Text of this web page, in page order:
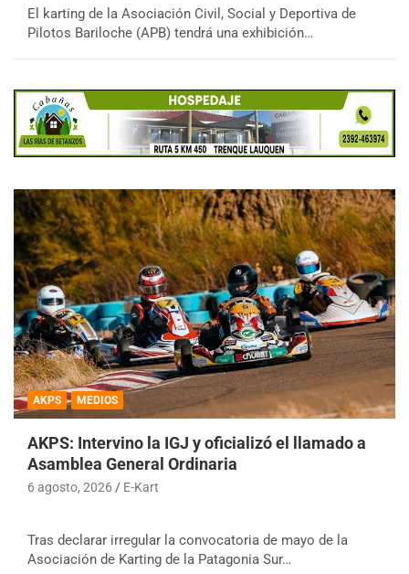
El karting de la Asociación Civil, Social y Deportiva de
Pilotos Bariloche (APB) tendrá una exhibición…
AKPS MEDIOS
AKPS: Intervino la IGJ y oficializó el llamado a
Asamblea General Ordinaria
6 agosto, 2026 E-Kart
Tras declarar irregular la convocatoria de mayo de la
Asociación de Karting de la Patagonia Sur…